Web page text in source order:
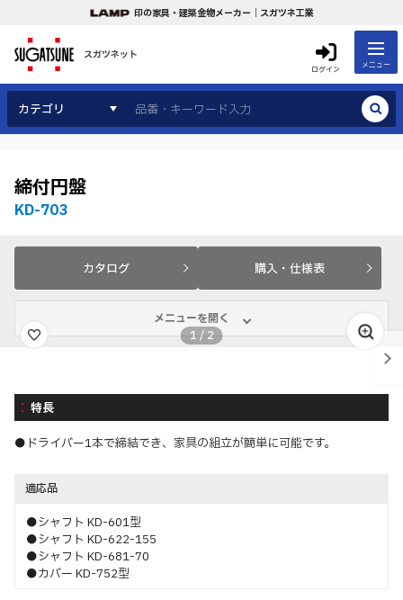
印の家具・建築金物メーカー｜スガツネ工業
スガツネット
ログイン メニュー
カテゴリ
締付円盤
KD-703
カタログ 購入・仕様表
メニューを開く
1 / 2
特長
●ドライバー1本で締結でき、家具の組立が簡単に可能です。
適応品
●シャフト KD-601型
●シャフト KD-622-155
●シャフト KD-681-70
●カバー KD-752型